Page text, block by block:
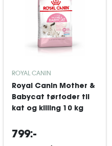
ROYAL CANIN
Royal Canin Mother &
Babycat tørfoder til
kat og killing 10 kg
799:-